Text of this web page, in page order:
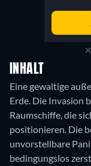
INHALT
Eine gewaltige
Erde. Die Invasion
Raumschiffe, die
positionieren. Die
unvorstellbare
bedingungslos